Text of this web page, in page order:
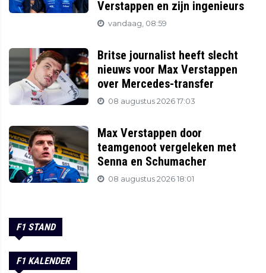
Verstappen en zijn ingenieurs
vandaag, 08:59
Britse journalist heeft slecht
nieuws voor Max Verstappen
over Mercedes-transfer
08 augustus 2026 17:03
Max Verstappen door
teamgenoot vergeleken met
Senna en Schumacher
08 augustus 2026 18:01
F1 STAND
F1 KALENDER